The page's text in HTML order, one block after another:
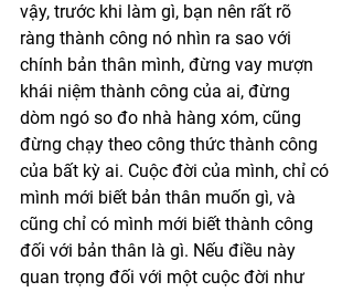
vậy, trước khi làm gì, bạn nên rất rõ
ràng thành công nó nhìn ra sao với
chính bản thân mình, đừng vay mượn
khái niệm thành công của ai, đừng
dòm ngó so đo nhà hàng xóm, cũng
đừng chạy theo công thức thành công
của bất kỳ ai. Cuộc đời của mình, chỉ có
mình mới biết bản thân muốn gì, và
cũng chỉ có mình mới biết thành công
đối với bản thân là gì. Nếu điều này
quan trọng đối với một cuộc đời như